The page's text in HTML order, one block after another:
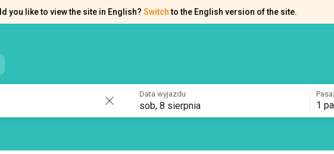
you like to view the site in English? Switch to the English version of the site.